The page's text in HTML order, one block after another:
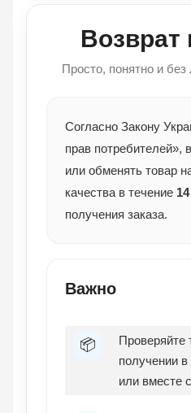
Возврат
Просто, понятно и
Согласно Закону
прав потребителей»,
или обменять товар
качества в течение
получения заказа.
Важно
📦
Проверяйте
получении
или вместе